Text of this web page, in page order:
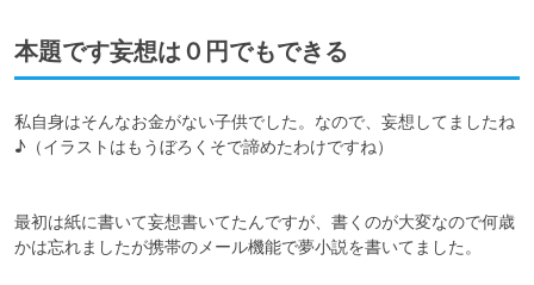
本題です妄想は０円でもできる
私自身はそんなお金がない子供でした。なので、妄想してましたね
♪（イラストはもうぼろくそで諦めたわけですね）
最初は紙に書いて妄想書いてたんですが、書くのが大変なので何歳
かは忘れましたが携帯のメール機能で夢小説を書いてました。